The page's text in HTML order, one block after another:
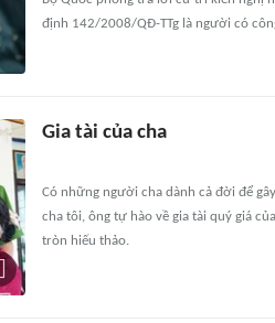
định 142/2008/QĐ-TTg là người có
Gia tài của cha
Có những người cha dành cả đời để
cha tôi, ông tự hào về gia tài quý giá
tròn hiếu thảo.